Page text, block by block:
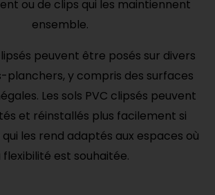
ou de clips qui les maintiennent
ensemble.
peuvent être posés sur divers
planchers, y compris des surfaces
Les sols PVC clipsés peuvent
et réinstallés plus facilement si
les rend adaptés aux espaces où
flexibilité est souhaitée.